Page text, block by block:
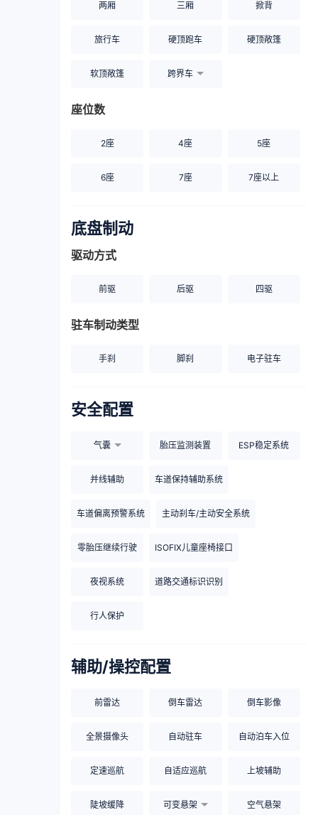
两厢 三厢 掀背
旅行车 硬顶跑车 硬顶敞篷
软顶敞篷 跨界车
座位数
2座 4座 5座
6座 7座 7座以上
底盘制动
驱动方式
前驱 后驱 四驱
驻车制动类型
手刹 脚刹 电子驻车
安全配置
气囊 胎压监测装置 ESP稳定系统
并线辅助 车道保持辅助系统
车道偏离预警系统 主动刹车/主动安全系统
零胎压继续行驶 ISOFIX儿童座椅接口
夜视系统 道路交通标识识别
行人保护
辅助/操控配置
前雷达 倒车雷达 倒车影像
全景摄像头 自动驻车 自动泊车入位
定速巡航 自适应巡航 上坡辅助
陡坡缓降 可变悬架 空气悬架